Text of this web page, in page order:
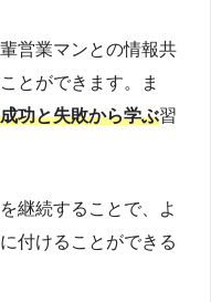
営業マンとの情報共
とができます。ま
功と失敗から学ぶ習
継続することで、よ
付けることができる